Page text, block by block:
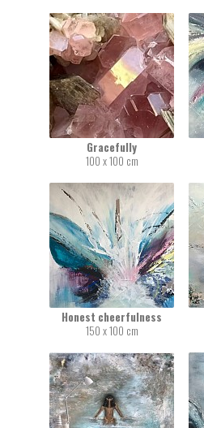
Gracefully
100 x 100 cm
Honest cheerfulness
150 x 100 cm